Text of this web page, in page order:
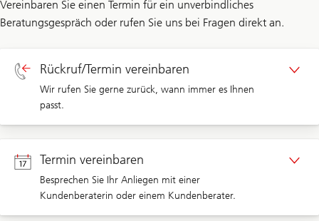
Vereinbaren Sie einen Termin für ein unverbindliches
Beratungsgespräch oder rufen Sie uns bei Fragen direkt an.
Rückruf/Termin vereinbaren
Wir rufen Sie gerne zurück, wann immer es Ihnen
passt.
Rückruf Privatkunden
Rückruf Unternehmenskunden
Termin vereinbaren
Besprechen Sie Ihr Anliegen mit einer
Kundenberaterin oder einem Kundenberater.